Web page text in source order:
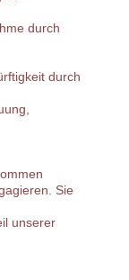
durch
durch
Sie
unserer